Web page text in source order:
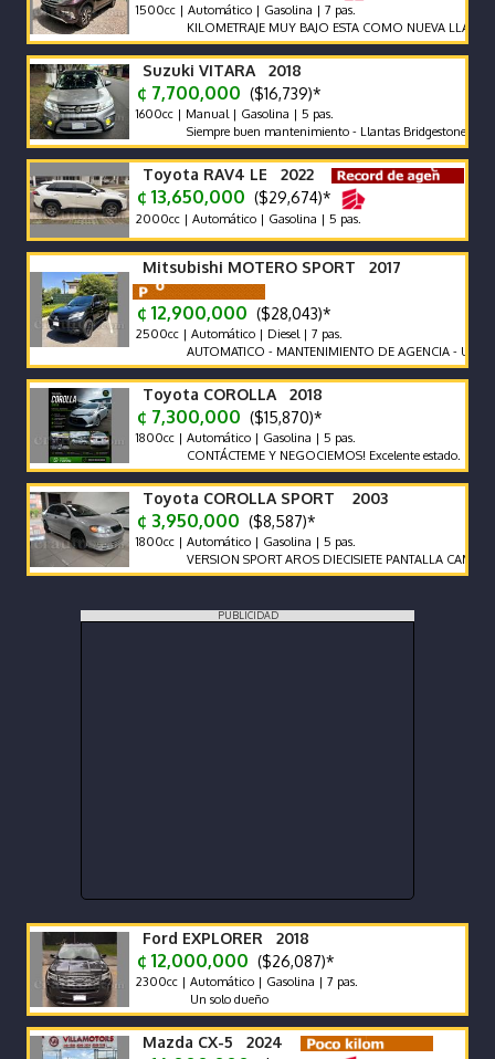
1500cc | Automático | Gasolina | 7 pas.
KILOMETRAJE MUY BAJO ESTA COMO NUEVA LLAME Y
Suzuki VITARA 2018
¢ 7,700,000 ($16,739)*
1600cc | Manual | Gasolina | 5 pas.
Siempre buen mantenimiento - Llantas Bridgestone como
Toyota RAV4 LE 2022
¢ 13,650,000 ($29,674)*
2000cc | Automático | Gasolina | 5 pas.
Mitsubishi MOTERO SPORT 2017
¢ 12,900,000 ($28,043)*
2500cc | Automático | Diesel | 7 pas.
AUTOMATICO - MANTENIMIENTO DE AGENCIA - UNICO
Toyota COROLLA 2018
¢ 7,300,000 ($15,870)*
1800cc | Automático | Gasolina | 5 pas.
CONTÁCTEME Y NEGOCIEMOS! Excelente estado.
Toyota COROLLA SPORT 2003
¢ 3,950,000 ($8,587)*
1800cc | Automático | Gasolina | 5 pas.
VERSION SPORT AROS DIECISIETE PANTALLA CAMARA
PUBLICIDAD
Ford EXPLORER 2018
¢ 12,000,000 ($26,087)*
2300cc | Automático | Gasolina | 7 pas.
Un solo dueño
Mazda CX-5 2024